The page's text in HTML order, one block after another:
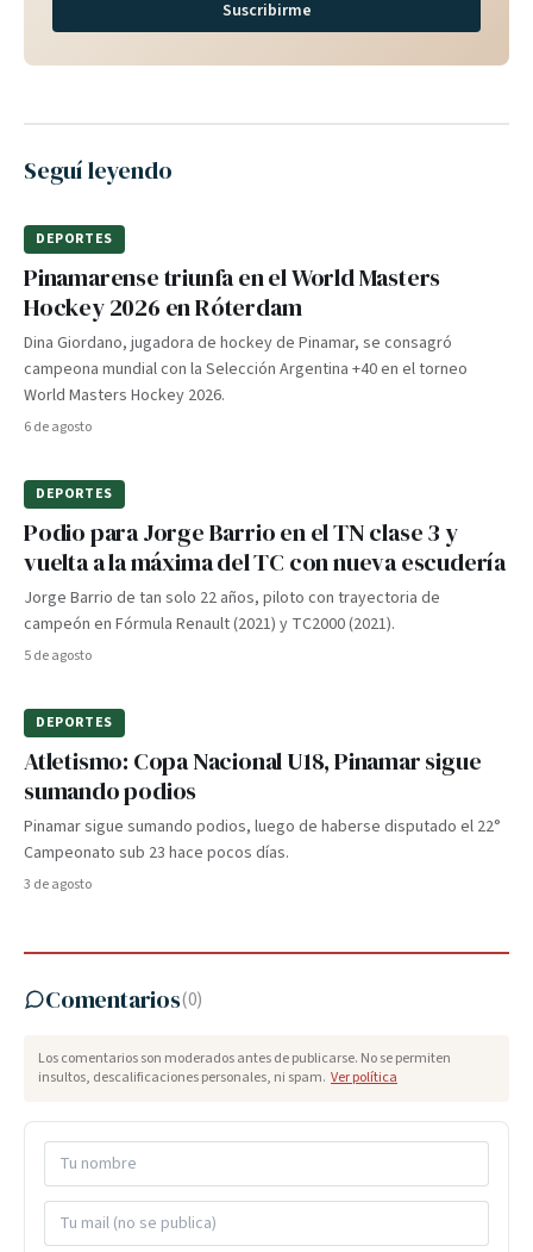
Suscribirme
Seguí leyendo
DEPORTES
Pinamarense triunfa en el World Masters
Hockey 2026 en Róterdam
Dina Giordano, jugadora de hockey de Pinamar, se consagró
campeona mundial con la Selección Argentina +40 en el torneo
World Masters Hockey 2026.
6 de agosto
DEPORTES
Podio para Jorge Barrio en el TN clase 3 y
vuelta a la máxima del TC con nueva escudería
Jorge Barrio de tan solo 22 años, piloto con trayectoria de
campeón en Fórmula Renault (2021) y TC2000 (2021).
5 de agosto
DEPORTES
Atletismo: Copa Nacional U18, Pinamar sigue
sumando podios
Pinamar sigue sumando podios, luego de haberse disputado el 22°
Campeonato sub 23 hace pocos días.
3 de agosto
Comentarios(0)
Los comentarios son moderados antes de publicarse. No se permiten
insultos, descalificaciones personales, ni spam. Ver política